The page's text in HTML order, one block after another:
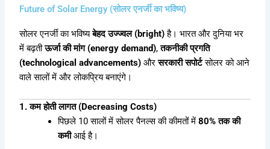
Future of Solar Energy (सोलर एनर्जी का भविष्य)
सोलर एनर्जी का भविष्यबेहद उज्ज्वल (bright)है। भारत और दुनिया भर
में बढ़तीऊर्जा की मांग (energy demand),तकनीकी प्रगति
(technological advancements) औरसरकारी सपोर्टसोलर को आने
वाले सालों में और लोकप्रिय बनाएंगे।
1. कम होती लागत (Decreasing Costs)
पिछले 10 सालों में सोलर पैनल्स की कीमतों में80% तक की
कमीआई है।